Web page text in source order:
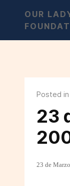
OUR
Posted
23
23 de